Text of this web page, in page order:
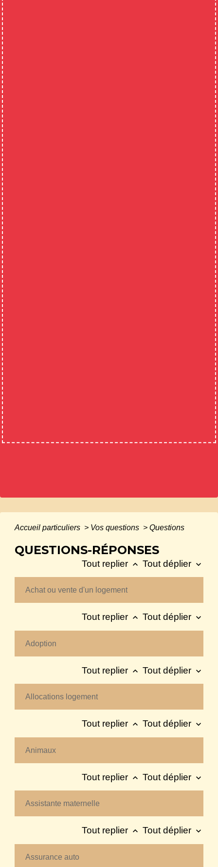
Accueil particuliers > Vos questions > Questions
QUESTIONS-RÉPONSES
Tout replier keyboard_arrow_up Tout déplier keyboard_arrow_down
Achat ou vente d'un logement
Tout replier keyboard_arrow_up Tout déplier keyboard_arrow_down
Adoption
Tout replier keyboard_arrow_up Tout déplier keyboard_arrow_down
Allocations logement
Tout replier keyboard_arrow_up Tout déplier keyboard_arrow_down
Animaux
Tout replier keyboard_arrow_up Tout déplier keyboard_arrow_down
Assistante maternelle
Tout replier keyboard_arrow_up Tout déplier keyboard_arrow_down
Assurance auto